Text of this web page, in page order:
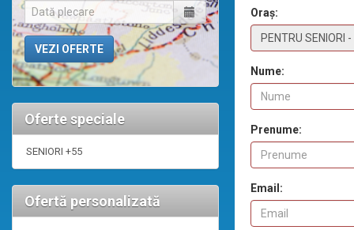
Oferte speciale
SENIORI +55
Ofertă personalizată
Oraș:
Nume:
Prenume:
Email: